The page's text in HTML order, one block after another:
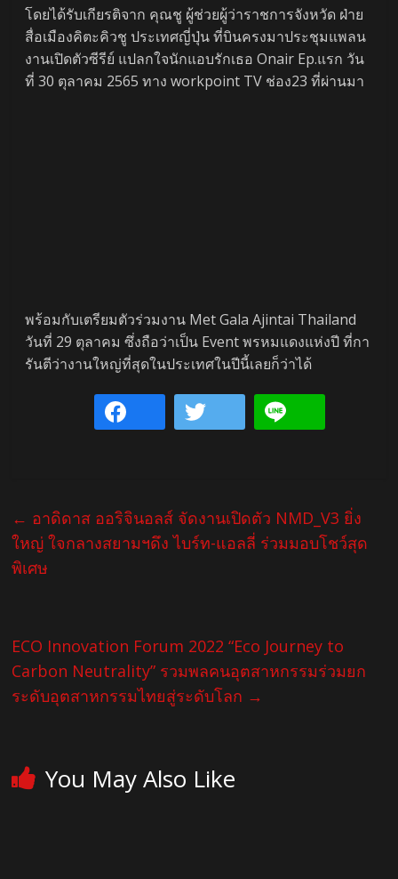
โดยได้รับเกียรติจาก คุณชู ผู้ช่วยผู้ว่าราชการจังหวัด ฝ่าย
สื่อเมืองคิตะคิวชู ประเทศญี่ปุ่น ที่บินครงมาประชุมแพลน
งานเปิดตัวซีรีย์ แปลกใจนักแอบรักเธอ Onair Ep.แรก วัน
ที่ 30 ตุลาคม 2565 ทาง workpoint TV ช่อง23 ที่ผ่านมา
พร้อมกับเตรียมตัวร่วมงาน Met Gala Ajintai Thailand
วันที่ 29 ตุลาคม ซึ่งถือว่าเป็น Event พรหมแดงแห่งปี ที่กา
รันตีว่างานใหญ่ที่สุดในประเทศในปีนี้เลยก็ว่าได้
← อาดิดาส ออริจินอลส์ จัดงานเปิดตัว NMD_V3 ยิ่ง
ใหญ่ ใจกลางสยามฯดึง ไบร์ท-แอลลี่ ร่วมมอบโชว์สุด
พิเศษ
ECO Innovation Forum 2022 “Eco Journey to
Carbon Neutrality” รวมพลคนอุตสาหกรรมร่วมยก
ระดับอุตสาหกรรมไทยสู่ระดับโลก →
You May Also Like